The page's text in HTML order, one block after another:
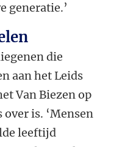
generatie.’
die
aan het Leids
Van Biezen op
is. ‘Mensen
leeftijd